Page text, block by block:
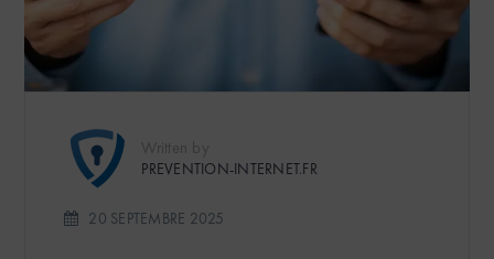
PREVENTION-INTERNET.FR
20 SEPTEMBRE 2025